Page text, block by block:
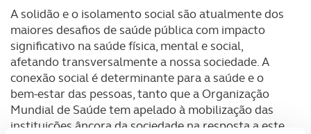
A solidão e o isolamento social são atualmente dos
maiores desafios de saúde pública com impacto
significativo na saúde física, mental e social,
afetando transversalmente a nossa sociedade. A
conexão social é determinante para a saúde e o
bem-estar das pessoas, tanto que a Organização
Mundial de Saúde tem apelado à mobilização das
instituições âncora da sociedade na resposta a este